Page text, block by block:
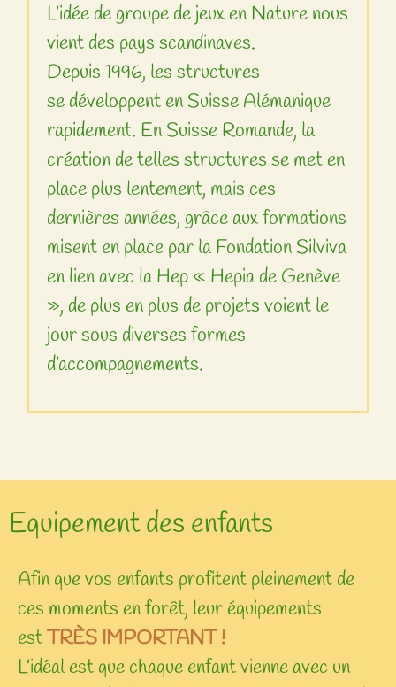
L’idée de groupe de jeux en Nature nous
vient des pays scandinaves.
​Depuis 1996, les structures
se développent en Suisse Alémanique
rapidement. En Suisse Romande, la
création de telles structures se met en
place plus lentement, mais ces
dernières années, grâce aux formations
misent en place par la Fondation Silviva
en lien avec la Hep « Hepia de Genève
», de plus en plus de projets voient le
jour sous diverses formes
d’accompagnements.
Equipement des enfants
Afin que vos enfants profitent pleinement de
ces moments en forêt, leur équipements
estTRÈS IMPORTANT !
L’idéal est que chaque enfant vienne avec un